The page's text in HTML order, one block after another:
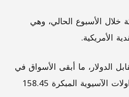
خلال الأسبوع الحالي، وهي
إلى تراجع الين الياباني بشكل ملحوظ، إذ سجل 158 يناً مقابل الدولار، ما أبقى الأسواق في
حالة ترقب لاحتمال تدخل السلطات اليابانية للحد من تراجع عملتها. وبلغ الين خلال التداولات الآسيوية المبكرة 158.45